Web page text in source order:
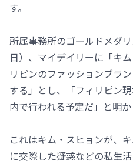
す。
所属事務所のゴールドメダ
日）、マイデイリーに「キ
リピンのファッションブラ
する」とし、「フィリピン
内で行われる予定だ」と明か
これはキム・スヒョンが、
に交際した疑惑などの私生